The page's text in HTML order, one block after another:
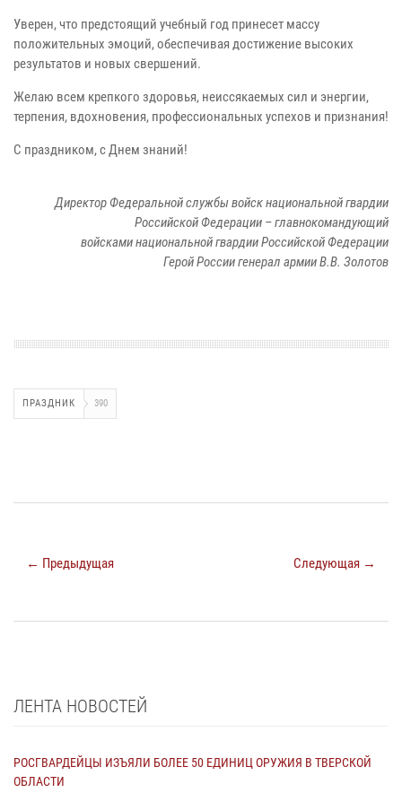
Уверен, что предстоящий учебный год принесет массу
положительных эмоций, обеспечивая достижение высоких
результатов и новых свершений.
Желаю всем крепкого здоровья, неиссякаемых сил и энергии,
терпения, вдохновения, профессиональных успехов и признания!
С праздником, с Днем знаний!
Директор Федеральной службы войск национальной гвардии
Российской Федерации – главнокомандующий
войсками национальной гвардии Российской Федерации
Герой России генерал армии В.В. Золотов
ПРАЗДНИК 390
← Предыдущая Следующая →
ЛЕНТА НОВОСТЕЙ
РОСГВАРДЕЙЦЫ ИЗЪЯЛИ БОЛЕЕ 50 ЕДИНИЦ ОРУЖИЯ В ТВЕРСКОЙ
ОБЛАСТИ